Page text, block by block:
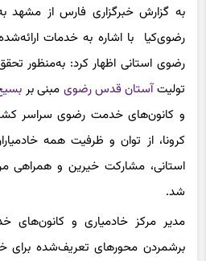
رضوی‌کیا با اشاره به خدمات
تولیت آستان قدس رضویمبنی بر
و کانون‌های خدمت رضوی سراسر
کرونا، از توان و ظرفیت همه
استانی، مشارکت خیرین و همراهی
شد.
مدیر مرکز خادمیاری و کانون‌های
برشمردن محورهای تعریف‌شده برای
کرد: تعدادیکپسول اکسیژنو